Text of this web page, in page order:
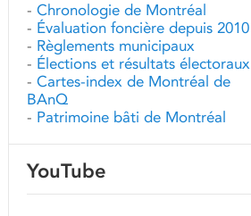
- Chronologie de Montréal
- Évaluation foncière depuis 2010
- Règlements municipaux
- Élections et résultats électoraux
- Cartes-index de Montréal de
BAnQ
- Patrimoine bâti de Montréal
YouTube